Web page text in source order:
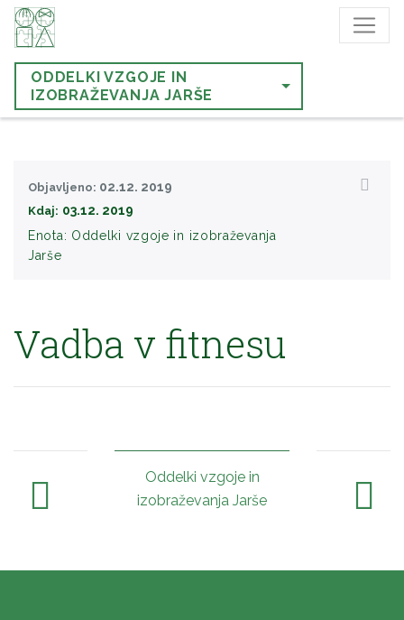
ODDELKI VZGOJE IN
IZOBRAŽEVANJA JARŠE
Objavljeno: 02.12. 2019
Kdaj: 03.12. 2019
Enota: Oddelki vzgoje in izobraževanja
Jarše
Vadba v fitnesu
Oddelki vzgoje in
izobraževanja Jarše